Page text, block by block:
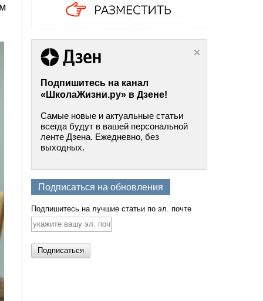
Подпишитесь на канал
«ШколаЖизни.ру» в Дзене!
Самые новые и актуальные статьи
всегда будут в вашей персональной
ленте Дзена. Ежедневно, без
выходных.
Подписаться на обновления
Подпишитесь на лучшие статьи по эл. почте